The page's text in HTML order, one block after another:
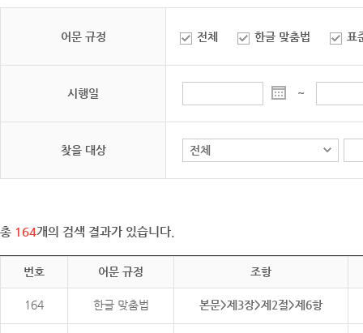
어문 규정 전체 한글 맞춤법 표
시행일 ~
찾을 대상
총 164개의 검색 결과가 있습니다.
번호 어문 규정 조항
164 한글 맞춤법 본문>제3장>제2절>제6항